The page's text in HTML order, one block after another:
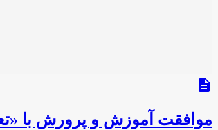
description
موافقت آموزش و پرورش با